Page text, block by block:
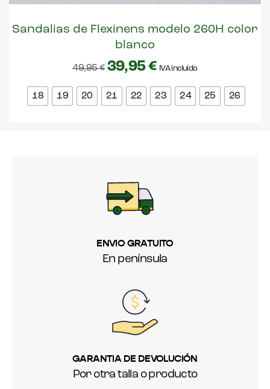
Sandalias de Flexinens modelo 260H color
blanco
49,95€ 39,95€ IVA incluído
18 19 20 21 22 23 24 25 26
ENVIO GRATUITO
En península
GARANTIA DE DEVOLUCIÓN
Por otra talla o producto